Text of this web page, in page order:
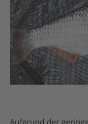
Aufgrund der